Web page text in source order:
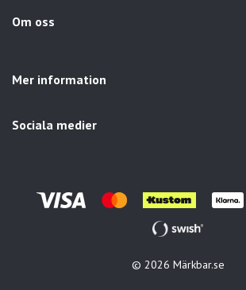
Om oss
Mer information
Sociala medier
© 2026 Märkbar.se